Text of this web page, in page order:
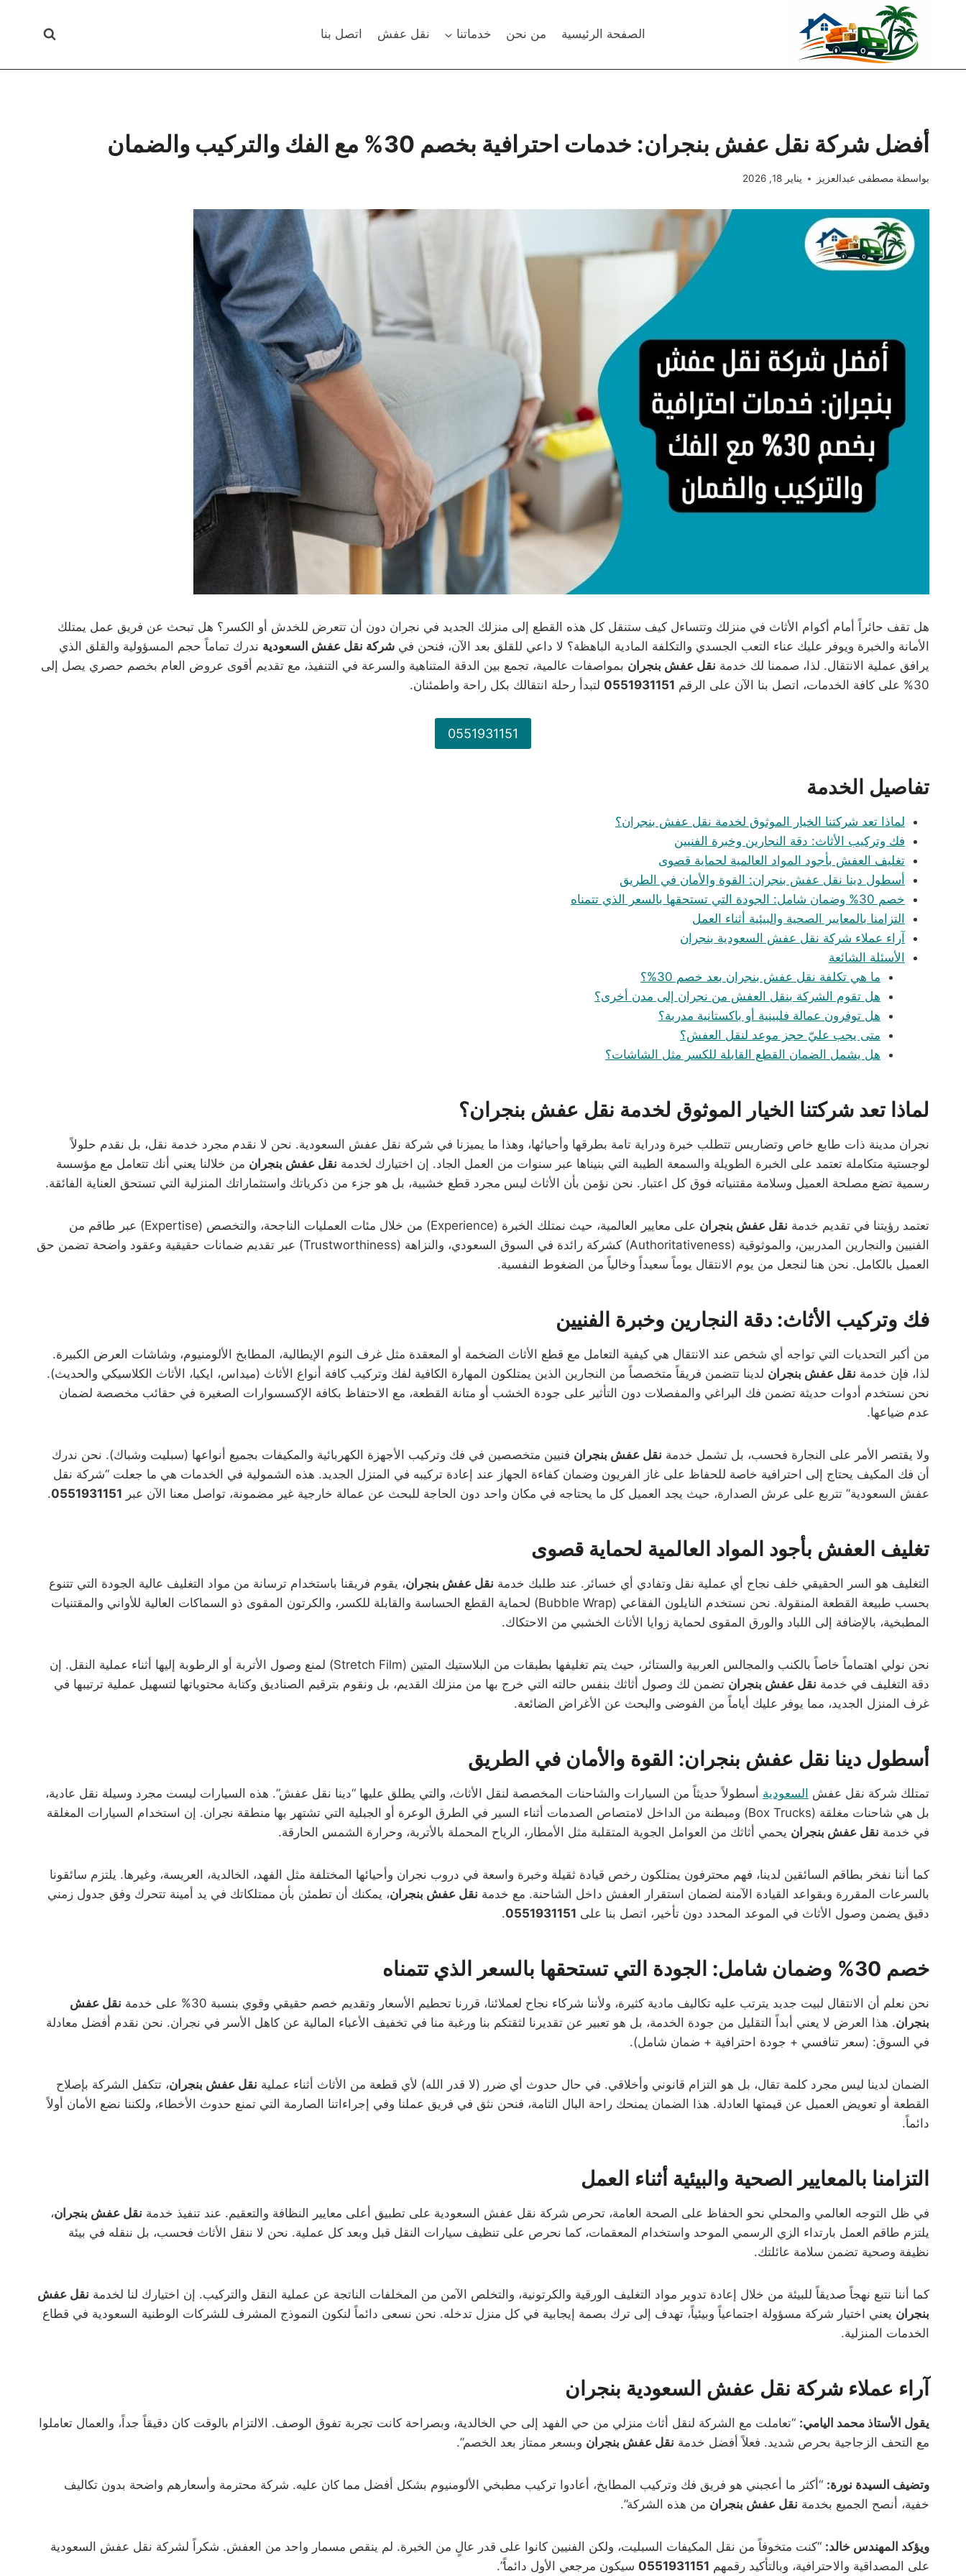
الصفحة الرئيسية من نحن خدماتنا نقل عفش اتصل بنا
أفضل شركة نقل عفش بنجران: خدمات احترافية بخصم 30% مع الفك والتركيب والضمان
بواسطة مصطفى عبدالعزيز يناير 18, 2026
هل تقف حائراً أمام أكوام الأثاث في منزلك وتتساءل كيف ستنقل كل هذه القطع إلى منزلك الجديد في نجران دون أن تتعرض للخدش أو الكسر؟ هل تبحث عن فريق عمل يمتلك
الأمانة والخبرة ويوفر عليك عناء التعب الجسدي والتكلفة المادية الباهظة؟ لا داعي للقلق بعد الآن، فنحن في شركة نقل عفش السعودية ندرك تماماً حجم المسؤولية والقلق الذي
يرافق عملية الانتقال. لذا، صممنا لك خدمة نقل عفش بنجران بمواصفات عالمية، تجمع بين الدقة المتناهية والسرعة في التنفيذ، مع تقديم أقوى عروض العام بخصم حصري يصل إلى
30% على كافة الخدمات، اتصل بنا الآن على الرقم
0551931151 لتبدأ رحلة انتقالك بكل راحة واطمئنان.
0551931151
تفاصيل الخدمة
لماذا تعد شركتنا الخيار الموثوق لخدمة نقل عفش بنجران؟
فك وتركيب الأثاث: دقة النجارين وخبرة الفنيين
تغليف العفش بأجود المواد العالمية لحماية قصوى
أسطول دينا نقل عفش بنجران: القوة والأمان في الطريق
خصم 30% وضمان شامل: الجودة التي تستحقها بالسعر الذي تتمناه
التزامنا بالمعايير الصحية والبيئية أثناء العمل
آراء عملاء شركة نقل عفش السعودية بنجران
الأسئلة الشائعة
ما هي تكلفة نقل عفش بنجران بعد خصم 30%؟
هل تقوم الشركة بنقل العفش من نجران إلى مدن أخرى؟
هل توفرون عمالة فلبينية أو باكستانية مدربة؟
متى يجب عليّ حجز موعد لنقل العفش؟
هل يشمل الضمان القطع القابلة للكسر مثل الشاشات؟
لماذا تعد شركتنا الخيار الموثوق لخدمة نقل عفش بنجران؟
نجران مدينة ذات طابع خاص وتضاريس تتطلب خبرة ودراية تامة بطرقها وأحيائها، وهذا ما يميزنا في شركة نقل عفش السعودية. نحن لا نقدم مجرد خدمة نقل، بل نقدم حلولاً
لوجستية متكاملة تعتمد على الخبرة الطويلة والسمعة الطيبة التي بنيناها عبر سنوات من العمل الجاد. إن اختيارك لخدمة نقل عفش بنجران من خلالنا يعني أنك تتعامل مع مؤسسة
رسمية تضع مصلحة العميل وسلامة مقتنياته فوق كل اعتبار. نحن نؤمن بأن الأثاث ليس مجرد قطع خشبية، بل هو جزء من ذكرياتك واستثماراتك المنزلية التي تستحق العناية الفائقة.
تعتمد رؤيتنا في تقديم خدمة نقل عفش بنجران
على معايير العالمية، حيث نمتلك الخبرة (Experience) من خلال مئات العمليات الناجحة، والتخصص (Expertise) عبر طاقم من
الفنيين والنجارين المدربين، والموثوقية (Authoritativeness) كشركة رائدة في السوق السعودي، والنزاهة (Trustworthiness) عبر تقديم ضمانات حقيقية وعقود واضحة تضمن حق
العميل بالكامل. نحن هنا لنجعل من يوم الانتقال يوماً سعيداً وخالياً من الضغوط النفسية.
فك وتركيب الأثاث: دقة النجارين وخبرة الفنيين
من أكبر التحديات التي تواجه أي شخص عند الانتقال هي كيفية التعامل مع قطع الأثاث الضخمة أو المعقدة مثل غرف النوم الإيطالية، المطابخ الألومنيوم، وشاشات العرض الكبيرة.
لذا، فإن خدمة نقل عفش بنجران لدينا تتضمن فريقاً متخصصاً من النجارين الذين يمتلكون المهارة الكافية لفك وتركيب كافة أنواع الأثاث (ميداس، ايكيا، الأثاث الكلاسيكي والحديث).
نحن نستخدم أدوات حديثة تضمن فك البراغي والمفصلات دون التأثير على جودة الخشب أو متانة القطعة، مع الاحتفاظ بكافة الإكسسوارات الصغيرة في حقائب مخصصة لضمان
عدم ضياعها.
ولا يقتصر الأمر على النجارة فحسب، بل تشمل خدمة نقل عفش بنجران فنيين متخصصين في فك وتركيب الأجهزة الكهربائية والمكيفات بجميع أنواعها (سبليت وشباك). نحن ندرك
أن فك المكيف يحتاج إلى احترافية خاصة للحفاظ على غاز الفريون وضمان كفاءة الجهاز عند إعادة تركيبه في المنزل الجديد. هذه الشمولية في الخدمات هي ما جعلت “شركة نقل
عفش السعودية” تتربع على عرش الصدارة، حيث يجد العميل كل ما يحتاجه في مكان واحد دون الحاجة للبحث عن عمالة خارجية غير مضمونة، تواصل معنا الآن عبر 0551931151
.
تغليف العفش بأجود المواد العالمية لحماية قصوى
التغليف هو السر الحقيقي خلف نجاح أي عملية نقل وتفادي أي خسائر. عند طلبك خدمة نقل عفش بنجران، يقوم فريقنا باستخدام ترسانة من مواد التغليف عالية الجودة التي تتنوع
بحسب طبيعة القطعة المنقولة. نحن نستخدم النايلون الفقاعي (Bubble Wrap) لحماية القطع الحساسة والقابلة للكسر، والكرتون المقوى ذو السماكات العالية للأواني والمقتنيات
المطبخية، بالإضافة إلى اللباد والورق المقوى لحماية زوايا الأثاث الخشبي من الاحتكاك.
نحن نولي اهتماماً خاصاً بالكنب والمجالس العربية والستائر، حيث يتم تغليفها بطبقات من البلاستيك المتين (Stretch Film) لمنع وصول الأتربة أو الرطوبة إليها أثناء عملية النقل. إن
دقة التغليف في خدمة نقل عفش بنجران تضمن لك وصول أثاثك بنفس حالته التي خرج بها من منزلك القديم، بل ونقوم بترقيم الصناديق وكتابة محتوياتها لتسهيل عملية ترتيبها في
غرف المنزل الجديد، مما يوفر عليك أياماً من الفوضى والبحث عن الأغراض الضائعة.
أسطول دينا نقل عفش بنجران: القوة والأمان في الطريق
تمتلك شركة نقل عفش السعودية أسطولاً حديثاً من السيارات والشاحنات المخصصة لنقل الأثاث، والتي يطلق عليها “دينا نقل عفش”. هذه السيارات ليست مجرد وسيلة نقل عادية،
بل هي شاحنات مغلقة (Box Trucks) ومبطنة من الداخل لامتصاص الصدمات أثناء السير في الطرق الوعرة أو الجبلية التي تشتهر بها منطقة نجران. إن استخدام السيارات المغلقة
في خدمة نقل عفش بنجران يحمي أثاثك من العوامل الجوية المتقلبة مثل الأمطار، الرياح المحملة بالأتربة، وحرارة الشمس الحارقة.
كما أننا نفخر بطاقم السائقين لدينا، فهم محترفون يمتلكون رخص قيادة ثقيلة وخبرة واسعة في دروب نجران وأحيائها المختلفة مثل الفهد، الخالدية، العريسة، وغيرها. يلتزم سائقونا
بالسرعات المقررة وبقواعد القيادة الآمنة لضمان استقرار العفش داخل الشاحنة. مع خدمة نقل عفش بنجران، يمكنك أن تطمئن بأن ممتلكاتك في يد أمينة تتحرك وفق جدول زمني
دقيق يضمن وصول الأثاث في الموعد المحدد دون تأخير، اتصل بنا على 0551931151
.
خصم 30% وضمان شامل: الجودة التي تستحقها بالسعر الذي تتمناه
نحن نعلم أن الانتقال لبيت جديد يترتب عليه تكاليف مادية كثيرة، ولأننا شركاء نجاح لعملائنا، قررنا تحطيم الأسعار وتقديم خصم حقيقي وقوي بنسبة 30% على خدمة
نقل عفش
بنجران. هذا العرض لا يعني أبداً التقليل من جودة الخدمة، بل هو تعبير عن تقديرنا لثقتكم بنا ورغبة منا في تخفيف الأعباء المالية عن كاهل الأسر في نجران. نحن نقدم أفضل معادلة
في السوق: (سعر تنافسي + جودة احترافية + ضمان شامل).
الضمان لدينا ليس مجرد كلمة تقال، بل هو التزام قانوني وأخلاقي. في حال حدوث أي ضرر (لا قدر الله) لأي قطعة من الأثاث أثناء عملية نقل عفش بنجران، تتكفل الشركة بإصلاح
القطعة أو تعويض العميل عن قيمتها العادلة. هذا الضمان يمنحك راحة البال التامة، فنحن نثق في فريق عملنا وفي إجراءاتنا الصارمة التي تمنع حدوث الأخطاء، ولكننا نضع الأمان أولاً
دائماً.
التزامنا بالمعايير الصحية والبيئية أثناء العمل
في ظل التوجه العالمي والمحلي نحو الحفاظ على الصحة العامة، تحرص شركة نقل عفش السعودية على تطبيق أعلى معايير النظافة والتعقيم. عند تنفيذ خدمة نقل عفش بنجران،
يلتزم طاقم العمل بارتداء الزي الرسمي الموحد واستخدام المعقمات، كما نحرص على تنظيف سيارات النقل قبل وبعد كل عملية. نحن لا ننقل الأثاث فحسب، بل ننقله في بيئة
نظيفة وصحية تضمن سلامة عائلتك.
كما أننا نتبع نهجاً صديقاً للبيئة من خلال إعادة تدوير مواد التغليف الورقية والكرتونية، والتخلص الآمن من المخلفات الناتجة عن عملية النقل والتركيب. إن اختيارك لنا لخدمة نقل عفش
بنجران يعني اختيار شركة مسؤولة اجتماعياً وبيئياً، تهدف إلى ترك بصمة إيجابية في كل منزل تدخله. نحن نسعى دائماً لنكون النموذج المشرف للشركات الوطنية السعودية في قطاع
الخدمات المنزلية.
آراء عملاء شركة نقل عفش السعودية بنجران
يقول الأستاذ محمد اليامي: “تعاملت مع الشركة لنقل أثاث منزلي من حي الفهد إلى حي الخالدية، وبصراحة كانت تجربة تفوق الوصف. الالتزام بالوقت كان دقيقاً جداً، والعمال تعاملوا
مع التحف الزجاجية بحرص شديد. فعلاً أفضل خدمة نقل عفش بنجران وبسعر ممتاز بعد الخصم”.
وتضيف السيدة نورة: “أكثر ما أعجبني هو فريق فك وتركيب المطابخ، أعادوا تركيب مطبخي الألومنيوم بشكل أفضل مما كان عليه. شركة محترمة وأسعارهم واضحة بدون تكاليف
خفية، أنصح الجميع بخدمة نقل عفش بنجران من هذه الشركة”.
ويؤكد المهندس خالد: “كنت متخوفاً من نقل المكيفات السبليت، ولكن الفنيين كانوا على قدر عالٍ من الخبرة. لم ينقص مسمار واحد من العفش. شكراً لشركة نقل عفش السعودية
على المصداقية والاحترافية، وبالتأكيد رقمهم 0551931151 سيكون مرجعي الأول دائماً”.